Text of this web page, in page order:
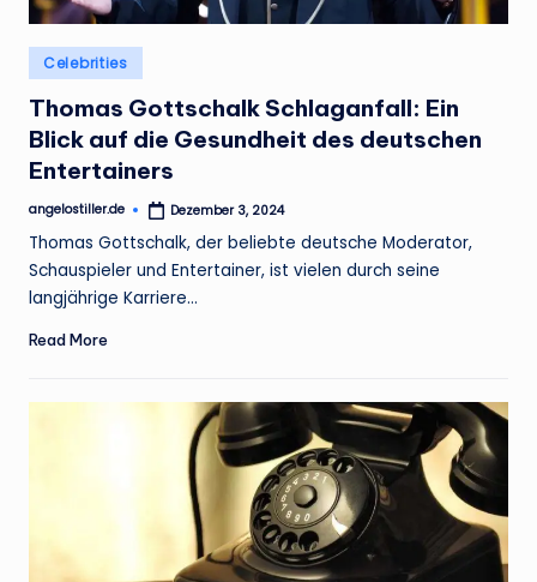
Posted
in
Celebrities
Thomas Gottschalk Schlaganfall: Ein
Blick auf die Gesundheit des deutschen
Entertainers
Posted
angelostiller.de Dezember 3, 2024
Thomas Gottschalk, der beliebte deutsche Moderator,
Schauspieler und Entertainer, ist vielen durch seine
langjährige Karriere…
Read More